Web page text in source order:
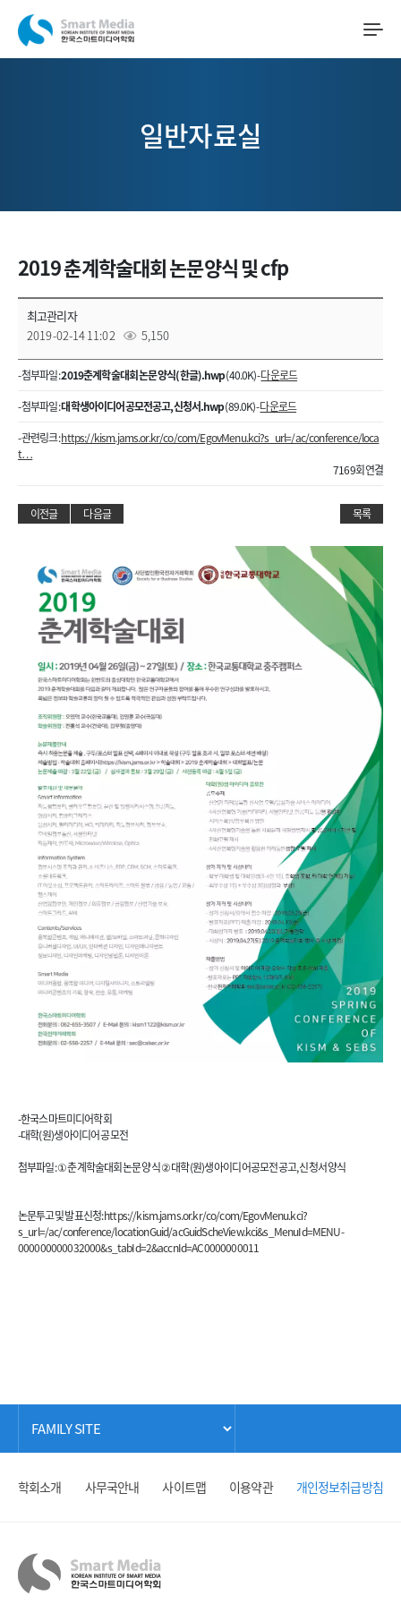
일반자료실
2019 춘계학술대회 논문양식 및 cfp
최고관리자
2019-02-14 11:02
5,150
- 첨부파일 :2019춘계학술대회 논문 양식(한글).hwp(40.0K) -다운로드
- 첨부파일 :대학생아이디어공모전공고,신청서.hwp(89.0K) -다운로드
- 관련링크 :https://kism.jams.or.kr/co/com/EgovMenu.kci?s_url=/ac/conference/loca
t…
7169회 연결
이전글 다음글 목록
-한국스마트미디어학회
-대학(원)생 아이디어 공모전
첨부파일 : ① 춘계학술대회 논문 양식 ② 대학(원)생 아이디어공모전 공고, 신청서 양식
논문투고 및 발표신청:https://kism.jams.or.kr/co/com/EgovMenu.kci?
s_url=/ac/conference/locationGuid/acGuidScheView.kci&s_MenuId=MENU-
000000000032000&s_tabId=2&accnId=AC0000000011
학회소개 사무국안내 사이트맵 이용약관 개인정보취급방침